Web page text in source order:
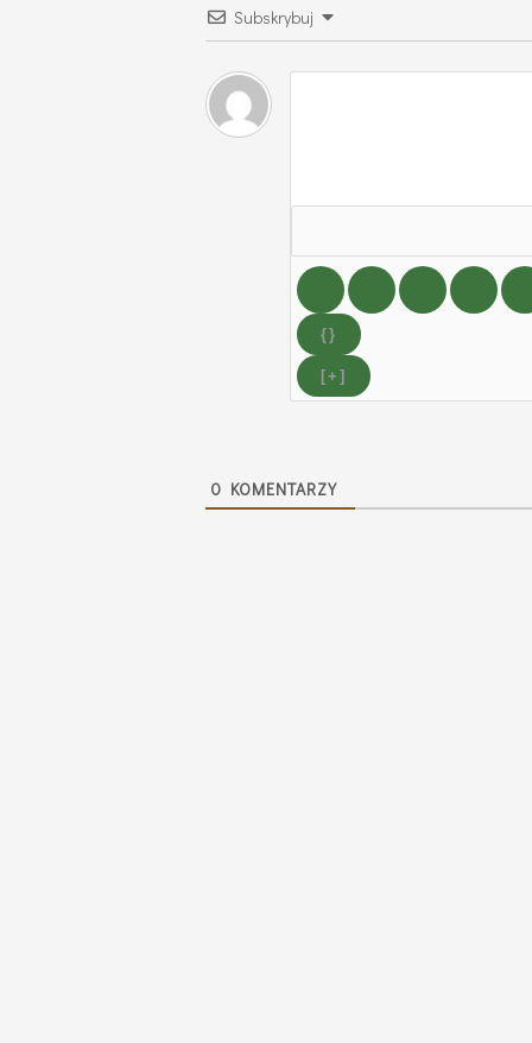
Subskrybuj
{}
[+]
0 KOMENTARZY